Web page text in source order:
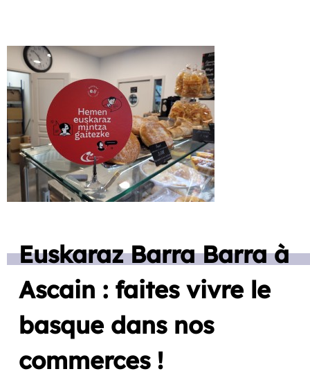
Euskaraz Barra Barra à
Ascain : faites vivre le
basque dans nos
commerces !